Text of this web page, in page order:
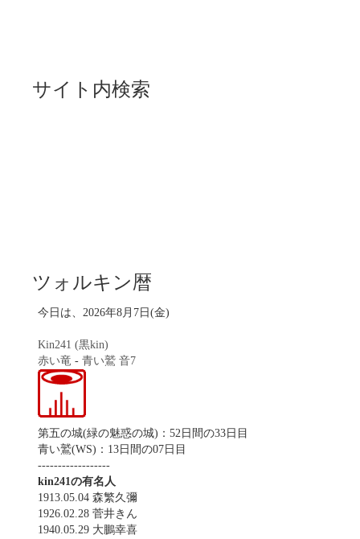
サイト内検索
ツォルキン暦
今日は、2026年8月7日(金)
Kin241 (黒kin)
赤い竜 - 青い鷲 音7
第五の城(緑の魅惑の城)：52日間の33日目
青い鷲(WS)：13日間の07日目
------------------
kin241の有名人
1913.05.04 森繁久彌
1926.02.28 菅井きん
1940.05.29 大鵬幸喜